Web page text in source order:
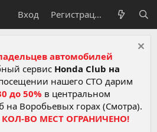
Вход Регистрация
автомобилей
сервис Honda Club на
нашего СТО дарим
до 50% в центральном
на Воробьевых горах (Смотра).
ВО МЕСТ ОГРАНИЧЕНО!